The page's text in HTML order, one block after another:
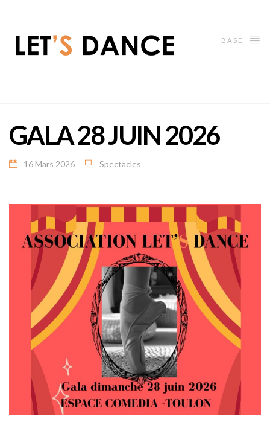
BASE
GALA 28 JUIN 2026
16 Mars 2026 Spectacles